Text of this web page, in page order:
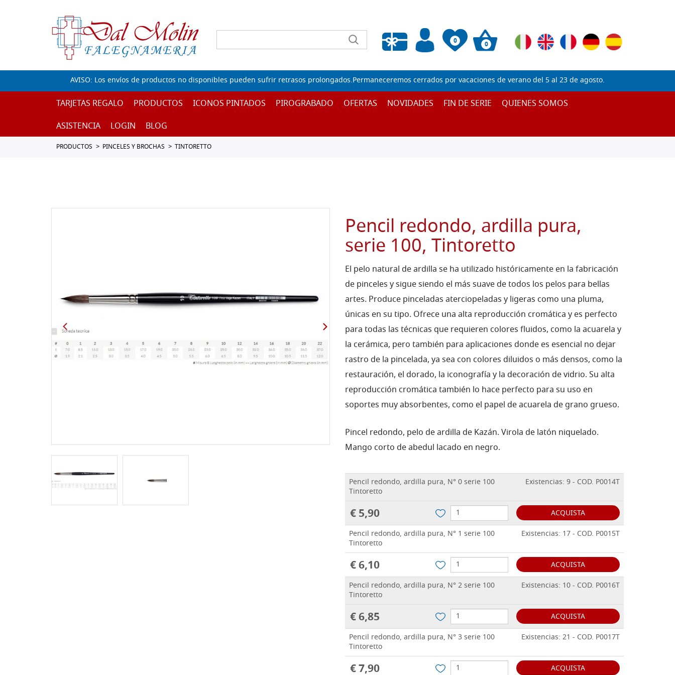
0
Lista de deseos vacía
0
AVISO: Los envíos de productos no disponibles pueden sufrir retrasos prolongados.Permaneceremos cerrados por vacaciones de verano del 5 al 23 de agosto.
TARJETAS REGALO PRODUCTOS ICONOS PINTADOS PIROGRABADO OFERTAS NOVIDADES FIN DE SERIE
QUIENES SOMOS
ASISTENCIA
LOGIN BLOG
PRODUCTOS PINCELES Y BROCHAS TINTORETTO
Pencil redondo, ardilla pura,
serie 100, Tintoretto
El pelo natural de ardilla se ha utilizado históricamente en la fabricación
de pinceles y sigue siendo el más suave de todos los pelos para bellas
artes. Produce pinceladas aterciopeladas y ligeras como una pluma,
únicas en su tipo. Ofrece una alta reproducción cromática y es perfecto
para todas las técnicas que requieren colores fluidos, como la acuarela y
la cerámica, pero también para aplicaciones donde es esencial no dejar
rastro de la pincelada, ya sea con colores diluidos o más densos, como la
restauración, el dorado, la iconografía y la decoración de vidrio. Su alta
reproducción cromática también lo hace perfecto para su uso en
soportes muy absorbentes, como el papel de acuarela de grano grueso.
Pincel redondo, pelo de ardilla de Kazán. Virola de latón niquelado.
Mango corto de abedul lacado en negro.
Pencil redondo, ardilla pura, N° 0 serie 100
Tintoretto
Existencias: 9 - COD. P0014T
€ 5,90
ACQUISTA
Pencil redondo, ardilla pura, N° 1 serie 100
Tintoretto
Existencias: 17 - COD. P0015T
€ 6,10
ACQUISTA
Pencil redondo, ardilla pura, N° 2 serie 100
Tintoretto
Existencias: 10 - COD. P0016T
€ 6,85
ACQUISTA
Pencil redondo, ardilla pura, N° 3 serie 100
Tintoretto
Existencias: 21 - COD. P0017T
€ 7,90
ACQUISTA